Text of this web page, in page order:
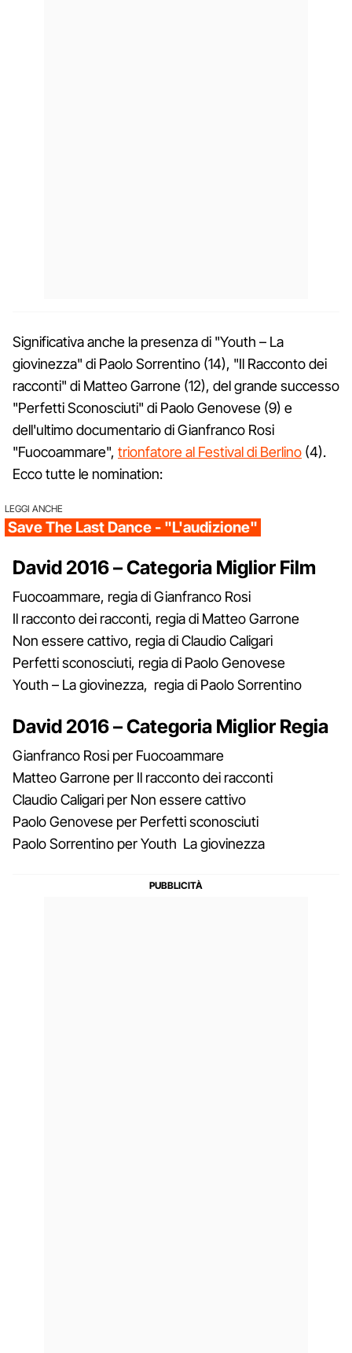
Significativa anche la presenza di "Youth – La
giovinezza" di Paolo Sorrentino (14), "Il Racconto dei
racconti" di Matteo Garrone (12), del grande successo
"Perfetti Sconosciuti" di Paolo Genovese (9) e
dell'ultimo documentario di Gianfranco Rosi
"Fuocoammare", trionfatore al Festival di Berlino (4).
Ecco tutte le nomination:
LEGGI ANCHE
Save The Last Dance - "L'audizione"
David 2016 – Categoria Miglior Film
Fuocoammare, regia di Gianfranco Rosi
Il racconto dei racconti, regia di Matteo Garrone
Non essere cattivo, regia di Claudio Caligari
Perfetti sconosciuti, regia di Paolo Genovese
Youth – La giovinezza, regia di Paolo Sorrentino
David 2016 – Categoria Miglior Regia
Gianfranco Rosi per Fuocoammare
Matteo Garrone per Il racconto dei racconti
Claudio Caligari per Non essere cattivo
Paolo Genovese per Perfetti sconosciuti
Paolo Sorrentino per Youth La giovinezza